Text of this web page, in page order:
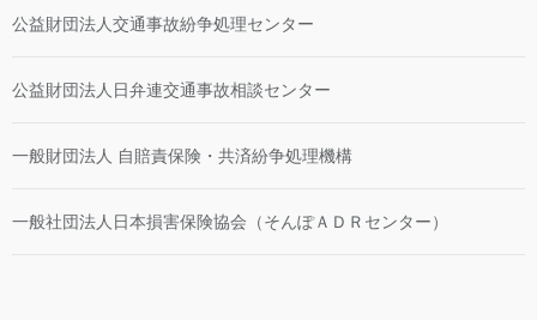
公益財団法人交通事故紛争処理センター
公益財団法人日弁連交通事故相談センター
一般財団法人 自賠責保険・共済紛争処理機構
一般社団法人日本損害保険協会（そんぽＡＤＲセンター）